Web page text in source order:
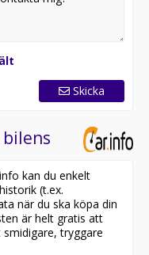
Skicka
kan du enkelt
(t.ex.
när du ska köpa din
är helt gratis att
tryggare